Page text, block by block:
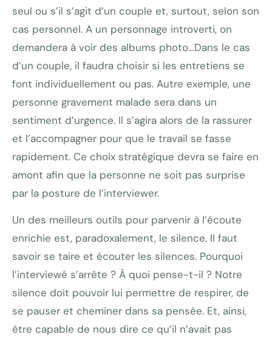
seul ou s’il s’agit d’un couple et, surtout, selon son
cas personnel. A un personnage introverti, on
demandera à voir des albums photo…Dans le cas
d’un couple, il faudra choisir si les entretiens se
font individuellement ou pas. Autre exemple, une
personne gravement malade sera dans un
sentiment d’urgence. Il s’agira alors de la rassurer
et l’accompagner pour que le travail se fasse
rapidement. Ce choix stratégique devra se faire en
amont afin que la personne ne soit pas surprise
par la posture de l’interviewer.
Un des meilleurs outils pour parvenir à l’écoute
enrichie est, paradoxalement, le silence. Il faut
savoir se taire et écouter les silences. Pourquoi
l’interviewé s’arrête ? À quoi pense-t-il ? Notre
silence doit pouvoir lui permettre de respirer, de
se pauser et cheminer dans sa pensée. Et, ainsi,
être capable de nous dire ce qu’il n’avait pas